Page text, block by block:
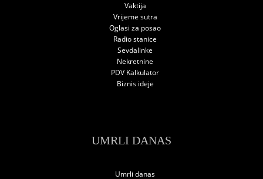
Vaktija
Vrijeme sutra
Oglasi za posao
Radio stanice
Sevdalinke
Nekretnine
PDV Kalkulator
Biznis ideje
UMRLI DANAS
Umrli danas